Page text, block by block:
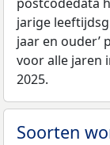
jarige
jaar en ouder’
voor alle jaren
2025.
Soorten